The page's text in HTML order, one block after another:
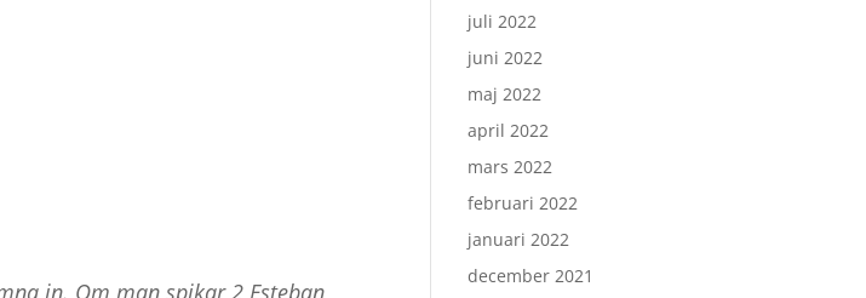
in. Om man spikar 2 Esteban
juli 2022
juni 2022
maj 2022
april 2022
mars 2022
februari 2022
januari 2022
december 2021